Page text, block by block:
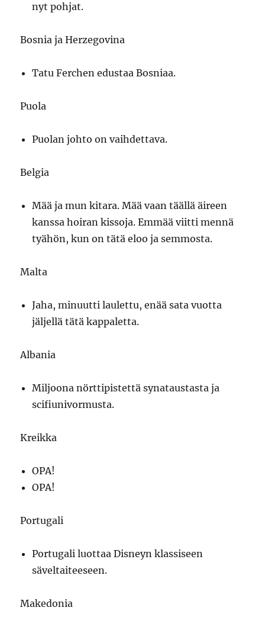
nyt pohjat.
Bosnia ja Herzegovina
Tatu Ferchen edustaa Bosniaa.
Puola
Puolan johto on vaihdettava.
Belgia
Mää ja mun kitara. Mää vaan täällä äireen
kanssa hoiran kissoja. Emmää viitti mennä
tyähön, kun on tätä eloo ja semmosta.
Malta
Jaha, minuutti laulettu, enää sata vuotta
jäljellä tätä kappaletta.
Albania
Miljoona nörttipistettä synataustasta ja
scifiunivormusta.
Kreikka
OPA!
OPA!
Portugali
Portugali luottaa Disneyn klassiseen
säveltaiteeseen.
Makedonia